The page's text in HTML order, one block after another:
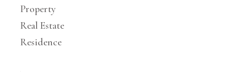
Property
Real Estate
Residence